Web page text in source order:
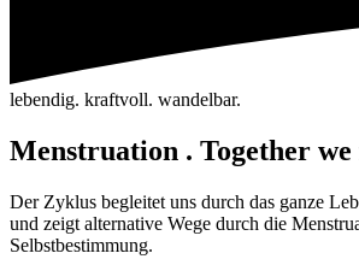
lebendig. kraftvoll. wandelbar.
Menstruation . Together
Der Zyklus begleitet uns durch das ganze
und zeigt alternative Wege durch die
Selbstbestimmung.